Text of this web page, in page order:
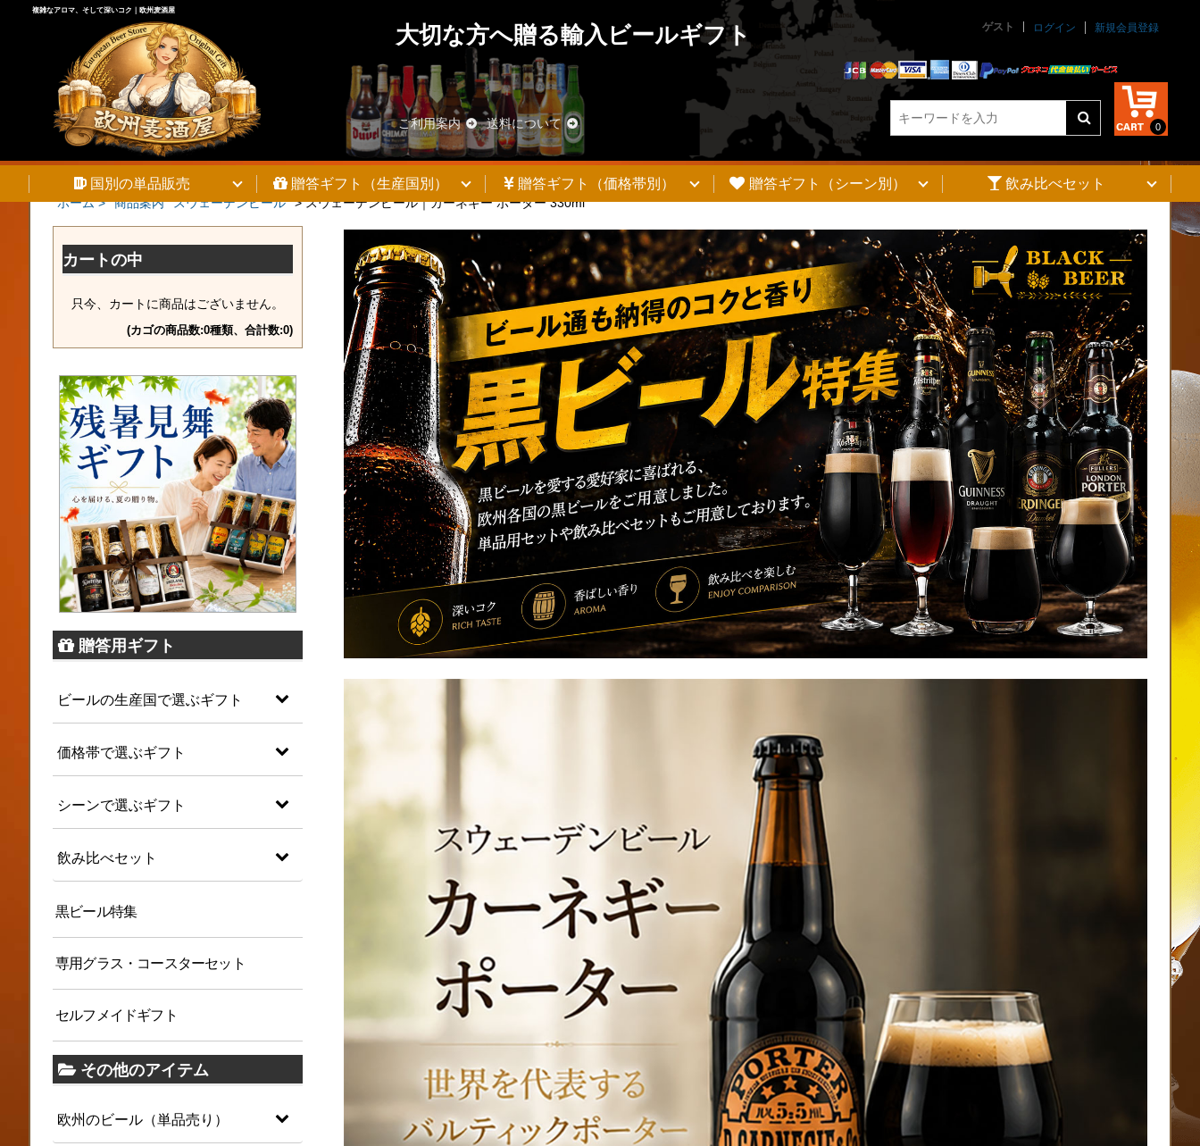
複雑なアロマ、そして深いコク｜欧州麦酒屋
大切な方へ贈る輸入ビールギフト ゲスト ログイン 新規会員登録
0
ご利用案内 送料について
国別の単品販売 贈答ギフト（生産国別） 贈答ギフト（価格帯別） 贈答ギフト（シーン別） 飲み比べセット
ホーム > 商品案内 スウェーデンビール >スウェーデンビール｜カーネギー ポーター 330ml
カートの中
只今、カートに商品はございません。
(カゴの商品数:0種類、合計数:0)
贈答用ギフト
ビールの生産国で選ぶギフト
価格帯で選ぶギフト
シーンで選ぶギフト
飲み比べセット
黒ビール特集
専用グラス・コースターセット
セルフメイドギフト
その他のアイテム
欧州のビール（単品売り）